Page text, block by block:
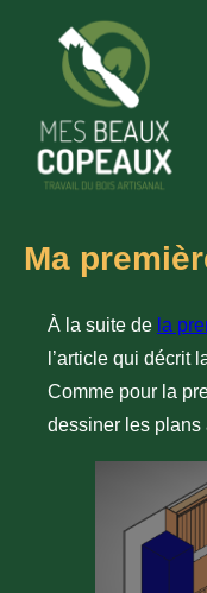
Ma
À la suite de la
l’article qui décrit
Comme pour la
dessiner les plans